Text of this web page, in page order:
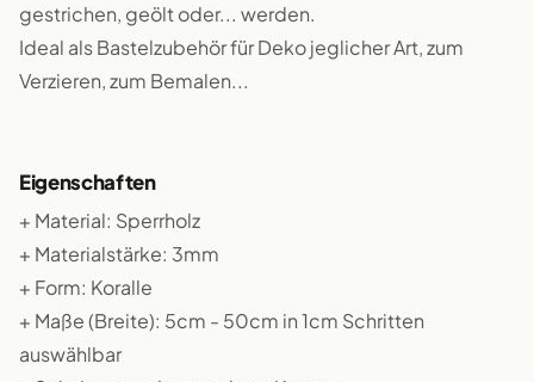
gestrichen, geölt oder... werden.
Ideal als Bastelzubehör für Deko jeglicher Art, zum
Verzieren, zum Bemalen...
Eigenschaften
+ Material: Sperrholz
+ Materialstärke: 3mm
+ Form: Koralle
+ Maße (Breite): 5cm - 50cm in 1cm Schritten
auswählbar